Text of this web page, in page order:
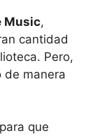
Music,
cantidad
Pero,
de manera
para que